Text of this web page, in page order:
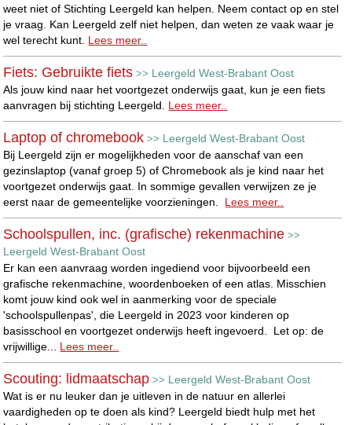
weet niet of Stichting Leergeld kan helpen. Neem contact op en stel
je vraag. Kan Leergeld zelf niet helpen, dan weten ze vaak waar je
wel terecht kunt. Lees meer..
Fiets: Gebruikte fiets >> Leergeld West-Brabant Oost
Als jouw kind naar het voortgezet onderwijs gaat, kun je een fiets
aanvragen bij stichting Leergeld. Lees meer..
Laptop of chromebook >> Leergeld West-Brabant Oost
Bij Leergeld zijn er mogelijkheden voor de aanschaf van een
gezinslaptop (vanaf groep 5) of Chromebook als je kind naar het
voortgezet onderwijs gaat. In sommige gevallen verwijzen ze je
eerst naar de gemeentelijke voorzieningen. Lees meer..
Schoolspullen, inc. (grafische) rekenmachine >>
Leergeld West-Brabant Oost
Er kan een aanvraag worden ingediend voor bijvoorbeeld een
grafische rekenmachine, woordenboeken of een atlas. Misschien
komt jouw kind ook wel in aanmerking voor de speciale
'schoolspullenpas', die Leergeld in 2023 voor kinderen op
basisschool en voortgezet onderwijs heeft ingevoerd. Let op: de
vrijwillige... Lees meer..
Scouting: lidmaatschap >> Leergeld West-Brabant Oost
Wat is er nu leuker dan je uitleven in de natuur en allerlei
vaardigheden op te doen als kind? Leergeld biedt hulp met het